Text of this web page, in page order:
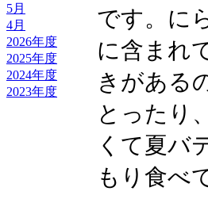
5月
4月
2026年度
2025年度
2024年度
2023年度
です。に
に含まれ
きがある
とったり
くて夏バ
もり食べ